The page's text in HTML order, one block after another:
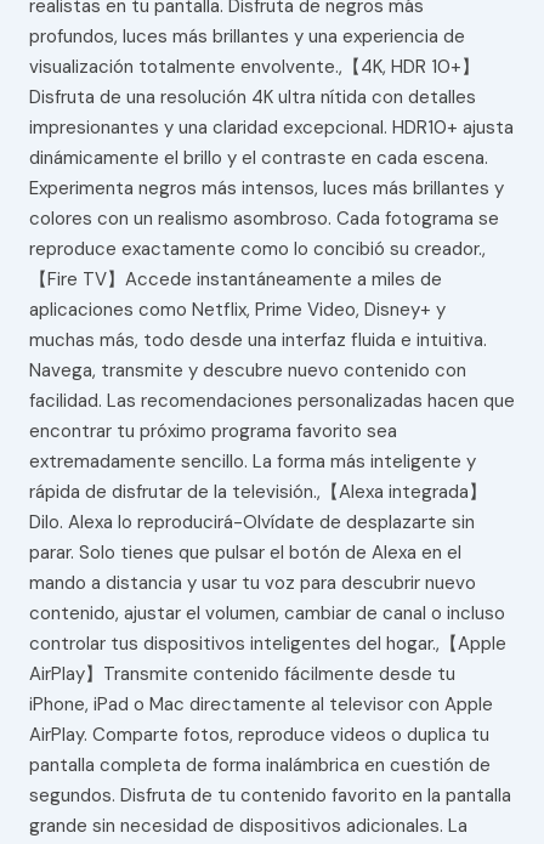
realistas en tu pantalla. Disfruta de negros más
profundos, luces más brillantes y una experiencia de
visualización totalmente envolvente.,【4K, HDR 10+】
Disfruta de una resolución 4K ultra nítida con detalles
impresionantes y una claridad excepcional. HDR10+ ajusta
dinámicamente el brillo y el contraste en cada escena.
Experimenta negros más intensos, luces más brillantes y
colores con un realismo asombroso. Cada fotograma se
reproduce exactamente como lo concibió su creador.,
【Fire TV】Accede instantáneamente a miles de
aplicaciones como Netflix, Prime Video, Disney+ y
muchas más, todo desde una interfaz fluida e intuitiva.
Navega, transmite y descubre nuevo contenido con
facilidad. Las recomendaciones personalizadas hacen que
encontrar tu próximo programa favorito sea
extremadamente sencillo. La forma más inteligente y
rápida de disfrutar de la televisión.,【Alexa integrada】
Dilo. Alexa lo reproducirá-Olvídate de desplazarte sin
parar. Solo tienes que pulsar el botón de Alexa en el
mando a distancia y usar tu voz para descubrir nuevo
contenido, ajustar el volumen, cambiar de canal o incluso
controlar tus dispositivos inteligentes del hogar.,【Apple
AirPlay】Transmite contenido fácilmente desde tu
iPhone, iPad o Mac directamente al televisor con Apple
AirPlay. Comparte fotos, reproduce videos o duplica tu
pantalla completa de forma inalámbrica en cuestión de
segundos. Disfruta de tu contenido favorito en la pantalla
grande sin necesidad de dispositivos adicionales. La